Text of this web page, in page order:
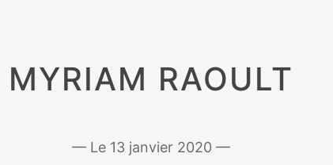
MYRIAM RAOULT
13 janvier 2020